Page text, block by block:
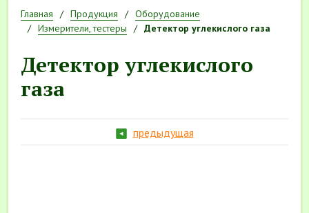
Главная Продукция
Оборудование
Измерители, тестеры
Детектор углекислого газа
Детектор углекислого
газа
предыдущая